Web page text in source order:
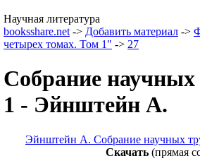
Научная литература
booksshare.net -> Добавить материал ->
четырех томах. Том 1" -> 27
Собрание
1 - Эйнштейн А.
Эйнштейн А. Собрание научных
Скачать(прямая